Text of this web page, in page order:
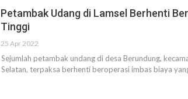
Petambak Udang di Lamsel Berhenti
Tinggi
25 Apr 2022
Sejumlah petambak undang di desa Berundung,
Selatan, terpaksa berhenti beroperasi imbas biaya